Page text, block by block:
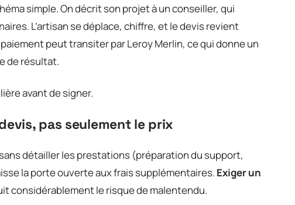
simple. On décrit son projet à un conseiller, qui
L’artisan se déplace, chiffre, et le devis revient
peut transiter par Leroy Merlin, ce qui donne un
de résultat.
avant de signer.
pas seulement le prix
détailler les prestations (préparation du support,
la porte ouverte aux frais supplémentaires. Exiger un
considérablement le risque de malentendu.